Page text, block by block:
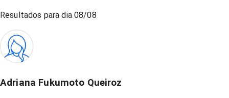
Resultados para dia08/08
Adriana Fukumoto Queiroz